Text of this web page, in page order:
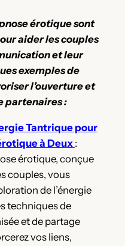
érotique sont
aider les couples
et leur
exemples de
l’ouverture et
partenaires :
Tantrique pour
à Deux :
érotique, conçue
couples, vous
de l’énergie
techniques de
et de partage
vos liens,